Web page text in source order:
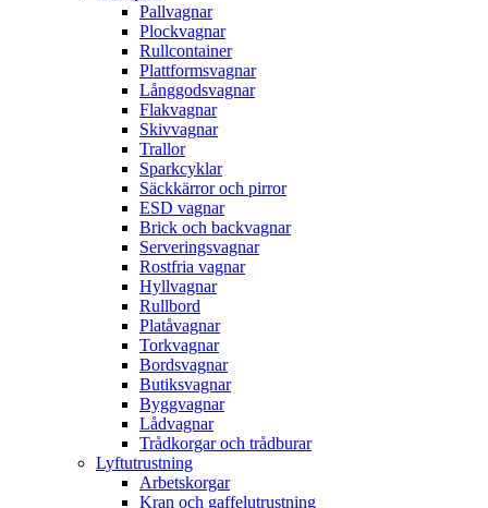
Pallvagnar
Plockvagnar
Rullcontainer
Plattformsvagnar
Långgodsvagnar
Flakvagnar
Skivvagnar
Trallor
Sparkcyklar
Säckkärror och pirror
ESD vagnar
Brick och backvagnar
Serveringsvagnar
Rostfria vagnar
Hyllvagnar
Rullbord
Platåvagnar
Torkvagnar
Bordsvagnar
Butiksvagnar
Byggvagnar
Lådvagnar
Trådkorgar och trådburar
Lyftutrustning
Arbetskorgar
Kran och gaffelutrustning